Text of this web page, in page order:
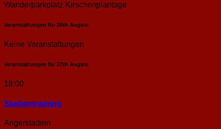
Wanderparkplatz Kirschenplantage
Veranstaltungen für 26th August
Keine Veranstaltungen
Veranstaltungen für 27th August
18:00
Stadion­training
Angerstadion